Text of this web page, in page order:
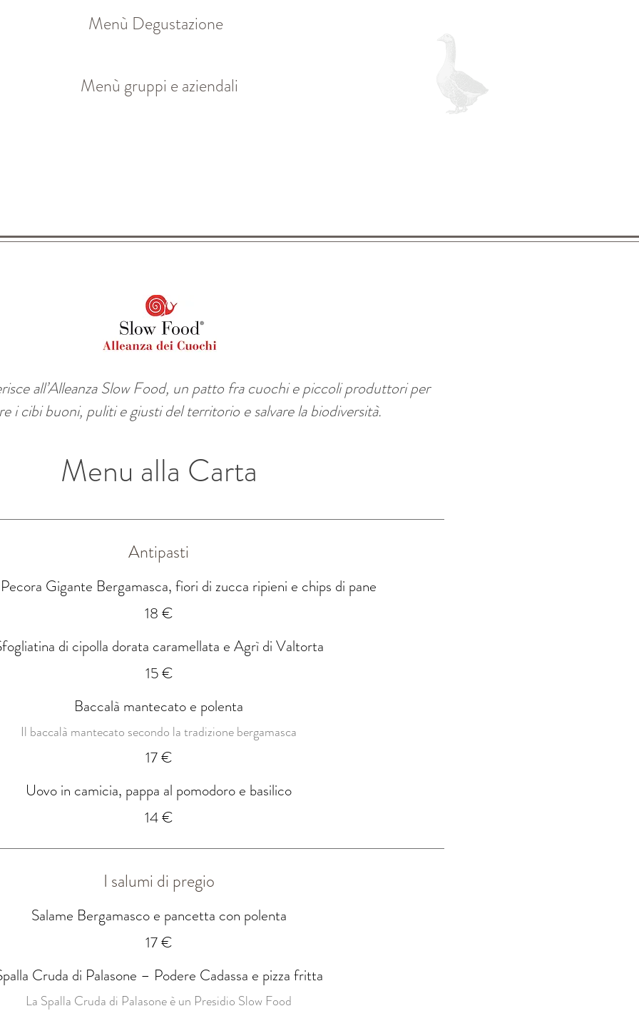
Menù Degustazione
Menù gruppi e aziendali
all’Alleanza Slow Food, un patto fra cuochi e piccoli produttori per
i cibi buoni, puliti e giusti del territorio e salvare la biodiversità.
Menu alla Carta
Antipasti
Gigante Bergamasca, fiori di zucca ripieni e chips di pane
18 €
di cipolla dorata caramellata e Agrì di Valtorta
15 €
Baccalà mantecato e polenta
Il baccalà mantecato secondo la tradizione bergamasca
17 €
Uovo in camicia, pappa al pomodoro e basilico
14 €
I salumi di pregio
Salame Bergamasco e pancetta con polenta
17 €
Cruda di Palasone – Podere Cadassa e pizza fritta
La Spalla Cruda di Palasone è un Presidio Slow Food